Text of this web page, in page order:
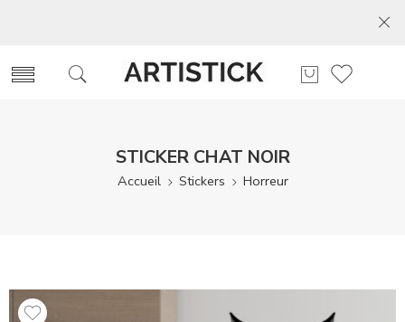
STICKER CHAT NOIR
Accueil Stickers Horreur